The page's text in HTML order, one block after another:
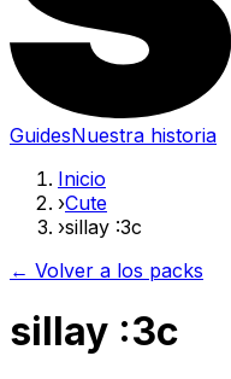
GuidesNuestra historia
Inicio
›Cute
›sillay :3c
← Volver a los packs
sillay :3c